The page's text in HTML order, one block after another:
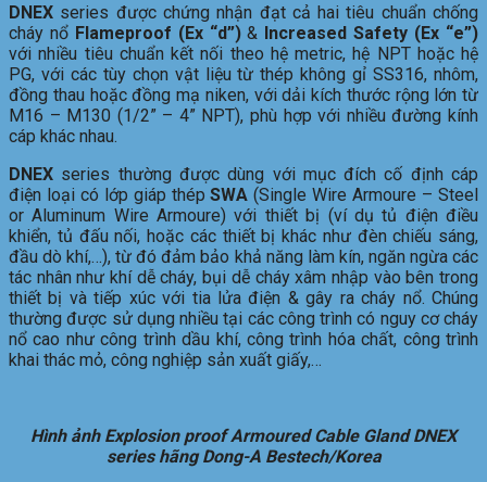
DNEX series được chứng nhận đạt cả hai tiêu chuẩn chống
cháy nổ Flameproof (Ex “d”)& Increased Safety (Ex “e”)
với nhiều tiêu chuẩn kết nối theo hệ metric, hệ NPT hoặc hệ
PG, với các tùy chọn vật liệu từ thép không gỉ SS316, nhôm,
đồng thau hoặc đồng mạ niken, với dải kích thước rộng lớn từ
M16 – M130 (1/2” – 4” NPT), phù hợp với nhiều đường kính
cáp khác nhau.
DNEX series thường được dùng với mục đích cố định cáp
điện loại có lớp giáp thépSWA (Single Wire Armoure – Steel
or Aluminum Wire Armoure) với thiết bị (ví dụ tủ điện điều
khiển, tủ đấu nối, hoặc các thiết bị khác như đèn chiếu sáng,
đầu dò khí,…), từ đó đảm bảo khả năng làm kín, ngăn ngừa các
tác nhân như khí dễ cháy, bụi dễ cháy xâm nhập vào bên trong
thiết bị và tiếp xúc với tia lửa điện & gây ra cháy nổ. Chúng
thường được sử dụng nhiều tại các công trình có nguy cơ cháy
nổ cao như công trình dầu khí, công trình hóa chất, công trình
khai thác mỏ, công nghiệp sản xuất giấy,…
Hình ảnh Explosion proof Armoured Cable Gland DNEX
series hãng Dong-A Bestech/Korea